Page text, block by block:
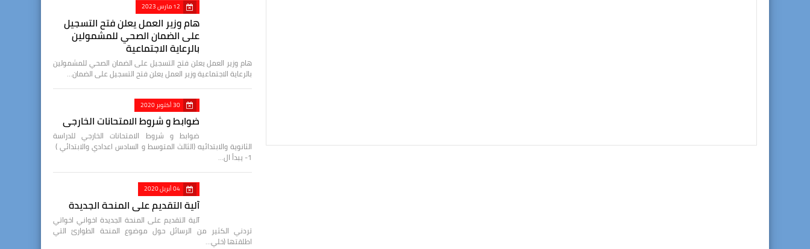
12 مارس 2023
هام وزير العمل يعلن فتح التسجيل
على الضمان الصحي للمشمولين
بالرعاية الاجتماعية
هام وزير العمل يعلن فتح التسجيل على الضمان الصحي للمشمولين
بالرعاية الاجتماعية وزير العمل يعلن فتح التسجيل على الضمان…
30 أكتوبر 2020
ضوابط و شروط الامتحانات الخارجي
ضوابط و شروط الامتحانات الخارجي للدراسة
الثانوية والابتدائيه (الثالث المتوسط و السادس اعدادي والابتدائي )
1- يبدأ ال…
04 أبريل 2020
آلية التقديم على المنحة الجديدة
آلية التقديم على المنحة الجديدة اخواني اخواتي
تردني الكثير من الرسائل حول موضوع المنحة الطوارئ التي
اطلقتها (خلي…